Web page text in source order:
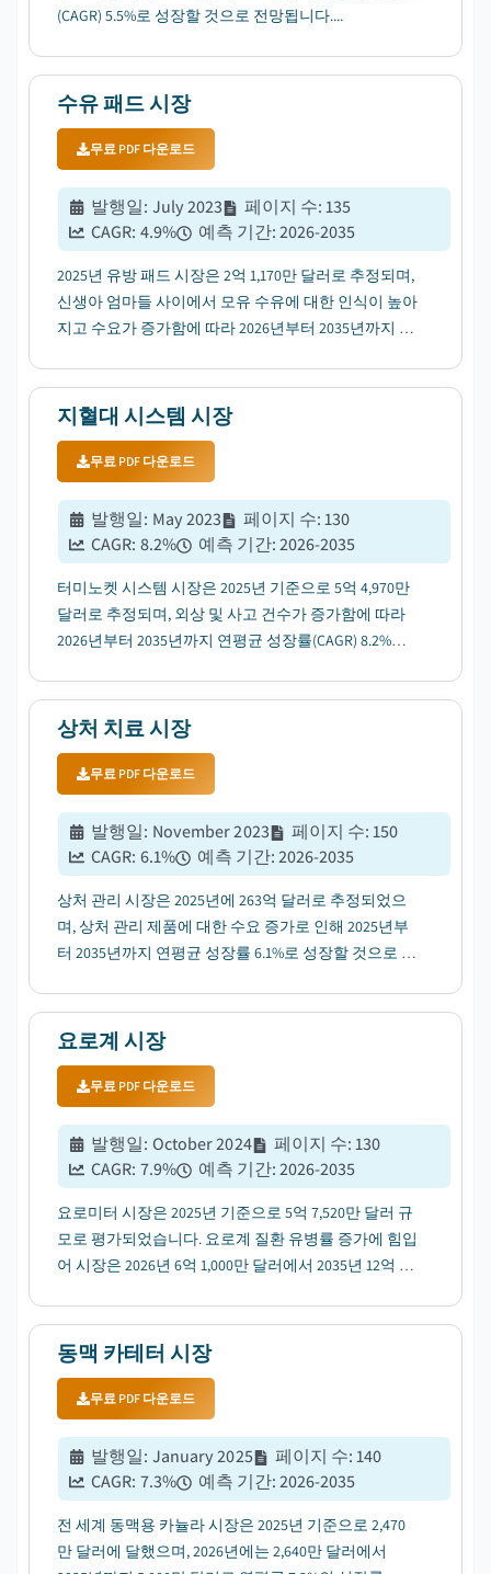
(CAGR) 5.5%로 성장할 것으로 전망됩니다....
수유 패드 시장
무료 PDF 다운로드
발행일: July 2023 페이지 수:135
CAGR: 4.9% 예측 기간:2026-2035
2025년 유방 패드 시장은 2억 1,170만 달러로 추정되며,
신생아 엄마들 사이에서 모유 수유에 대한 인식이 높아
지고 수요가 증가함에 따라 2026년부터 2035년까지 연
지혈대 시스템 시장
무료 PDF 다운로드
발행일: May 2023 페이지 수:130
CAGR: 8.2% 예측 기간:2026-2035
터미노켓 시스템 시장은 2025년 기준으로 5억 4,970만
달러로 추정되며, 외상 및 사고 건수가 증가함에 따라
2026년부터 2035년까지 연평균 성장률(CAGR) 8.2%로
상처 치료 시장
무료 PDF 다운로드
발행일: November 2023 페이지 수:150
CAGR: 6.1% 예측 기간:2026-2035
상처 관리 시장은 2025년에 263억 달러로 추정되었으
며, 상처 관리 제품에 대한 수요 증가로 인해 2025년부
터 2035년까지 연평균 성장률 6.1%로 성장할 것으로 예
요로계 시장
무료 PDF 다운로드
발행일: October 2024 페이지 수:130
CAGR: 7.9% 예측 기간:2026-2035
요로미터 시장은 2025년 기준으로 5억 7,520만 달러 규
모로 평가되었습니다. 요로계 질환 유병률 증가에 힘입
어 시장은 2026년 6억 1,000만 달러에서 2035년 12억 달
동맥 카테터 시장
무료 PDF 다운로드
발행일: January 2025 페이지 수:140
CAGR: 7.3% 예측 기간:2026-2035
전 세계 동맥용 카뉼라 시장은 2025년 기준으로 2,470
만 달러에 달했으며, 2026년에는 2,640만 달러에서